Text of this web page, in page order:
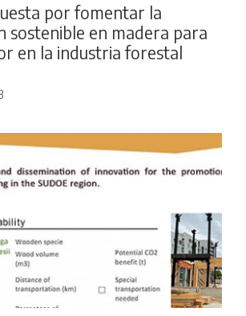
por fomentar la
sostenible en madera para
en la industria forestal